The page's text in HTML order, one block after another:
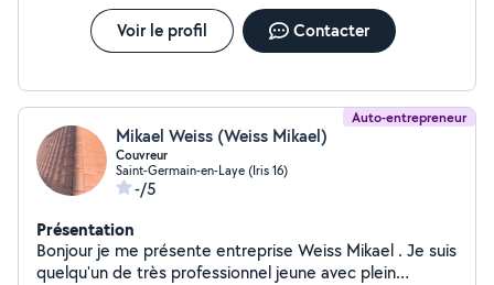
Voir le profil Contacter
Auto-entrepreneur
Mikael Weiss (Weiss Mikael)
Couvreur
Saint-Germain-en-Laye (Iris 16)
-/5
Présentation
Bonjour je me présente entreprise Weiss Mikael . Je suis
quelqu'un de très professionnel jeune avec plein